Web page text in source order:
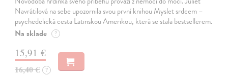
Navrátilová na sebe upozornila svou první knihou Myslet srdcem –
psychedelická cesta Latinskou Amerikou, která se stala bestsellerem.
Na sklade ?
15,91 €
16,40 € ?